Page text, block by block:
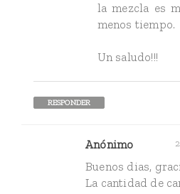
la mezcla es
menos tiempo.
Un saludo!!!
RESPONDER
Anónimo
Buenos dias,
La cantidad de